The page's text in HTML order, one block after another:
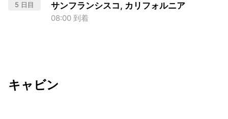
5 日目 サンフランシスコ, カリフォルニア
08:00 到着
キャビン